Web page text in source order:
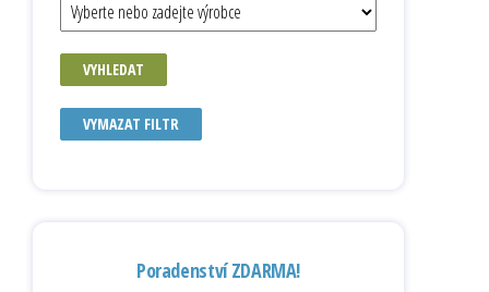
VYHLEDAT
VYMAZAT FILTR
Poradenství ZDARMA!